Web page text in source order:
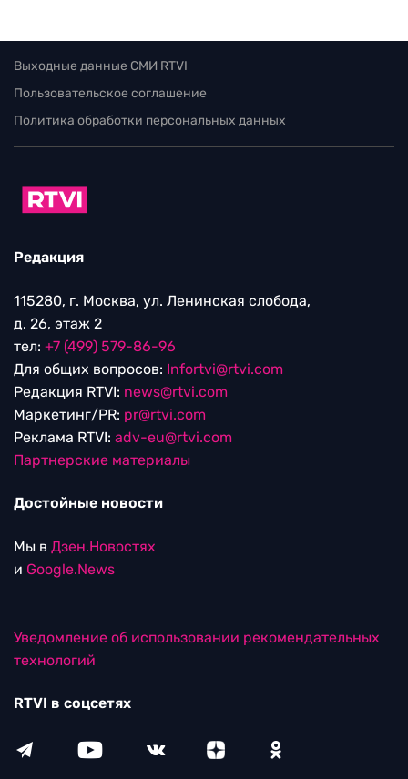
Выходные данные СМИ RTVI
Пользовательское соглашение
Политика обработки персональных данных
Редакция
115280, г. Москва, ул. Ленинская слобода,
д. 26, этаж 2
тел: +7 (499) 579-86-96
Для общих вопросов: Infortvi@rtvi.com
Редакция RTVI: news@rtvi.com
Маркетинг/PR: pr@rtvi.com
Реклама RTVI: adv-eu@rtvi.com
Партнерские материалы
Достойные новости
Мы в Дзен.Новостях
и Google.News
Уведомление об использовании рекомендательных
технологий
RTVI в соцсетях